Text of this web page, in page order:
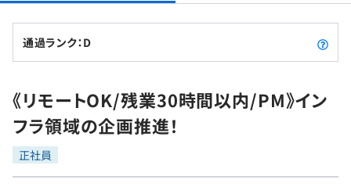
転職成功ガイド
転職エージェント
インタビュー
転職成功ガイド
新卒就活
求人検索
本選考
インターン
学習
問題集
プログラミング言語
ゲーム・マンガ
通過ランク：D
《リモートOK/残業30時間以内/PM》イン
フラ領域の企画推進！
正社員